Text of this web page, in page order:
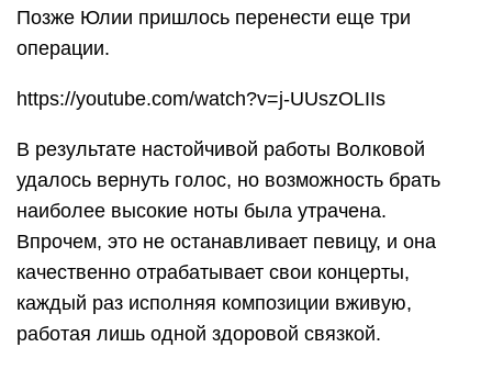
Позже Юлии пришлось перенести еще три
операции.
https://youtube.com/watch?v=j-UUszOLIIs
В результате настойчивой работы Волковой
удалось вернуть голос, но возможность брать
наиболее высокие ноты была утрачена.
Впрочем, это не останавливает певицу, и она
качественно отрабатывает свои концерты,
каждый раз исполняя композиции вживую,
работая лишь одной здоровой связкой.